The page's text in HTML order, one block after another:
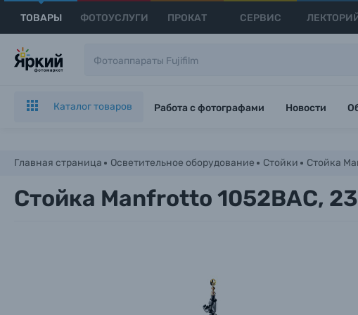
ТОВАРЫ ФОТОУСЛУГИ ПРОКАТ СЕРВИС
Каталог товаров Работа с фотографами Новости
Главная страница Осветительное оборудование Стойки Стойка
Стойка Manfrotto 1052BAC,